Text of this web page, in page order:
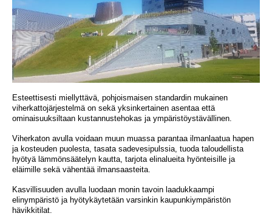
Esteettisesti miellyttävä, pohjoismaisen standardin mukainen
viherkattojärjestelmä on sekä yksinkertainen asentaa että
ominaisuuksiltaan kustannustehokas ja ympäristöystävällinen.
Viherkaton avulla voidaan muun muassa parantaa ilmanlaatua hapen
ja kosteuden puolesta, tasata sadevesipulssia, tuoda taloudellista
hyötyä lämmönsäätelyn kautta, tarjota elinalueita hyönteisille ja
eläimille sekä vähentää ilmansaasteita.
Kasvillisuuden avulla luodaan monin tavoin laadukkaampi
elinympäristö ja hyötykäytetään varsinkin kaupunkiympäristön
hävikkitilat.